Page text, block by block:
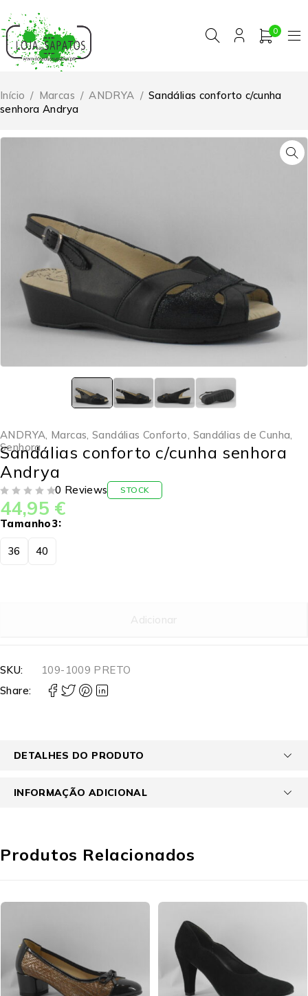
0
Início / Marcas / ANDRYA / Sandálias conforto c/cunha
senhora Andrya
ANDRYA, Marcas, Sandálias Conforto, Sandálias de Cunha,
Senhora
Sandálias conforto c/cunha senhora
Andrya
0 Reviews STOCK
44,95 €
Tamanho3
36 40
Adicionar
SKU:
109-1009 PRETO
Share:
DETALHES DO PRODUTO
INFORMAÇÃO ADICIONAL
Produtos Relacionados